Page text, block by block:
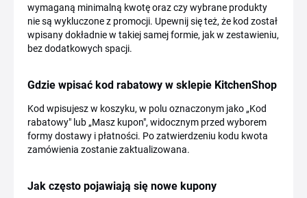
wymaganą minimalną kwotę oraz czy wybrane produkty
nie są wykluczone z promocji. Upewnij się też, że kod został
wpisany dokładnie w takiej samej formie, jak w zestawieniu,
bez dodatkowych spacji.
Gdzie wpisać kod rabatowy w sklepie KitchenShop
Kod wpisujesz w koszyku, w polu oznaczonym jako „Kod
rabatowy" lub „Masz kupon", widocznym przed wyborem
formy dostawy i płatności. Po zatwierdzeniu kodu kwota
zamówienia zostanie zaktualizowana.
Jak często pojawiają się nowe kupony